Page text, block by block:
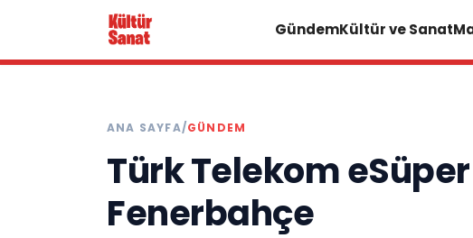
GündemKültür ve Sanat
ANA SAYFA/GÜNDEM
Türk Telekom
Fenerbahçe